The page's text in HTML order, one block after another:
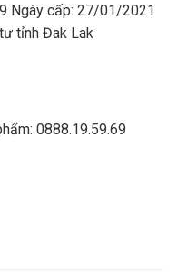
Ngày cấp: 27/01/2021
tỉnh Đak Lak
0888.19.59.69